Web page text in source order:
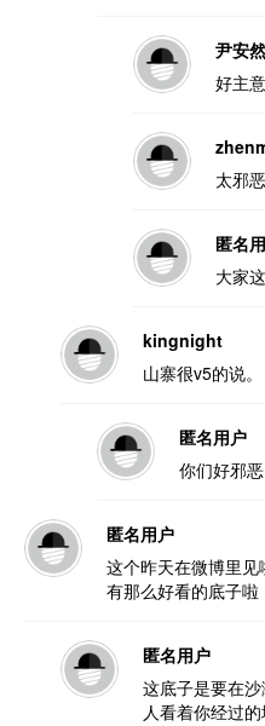
尹安然
好主
太邪
匿名
大家
kingnight
山寨很v5的说。
匿名用户
你们好邪恶
匿名用户
这个昨天在微博里
有那么好看的底子啦
匿名用户
这底子是要在
人看着你经过